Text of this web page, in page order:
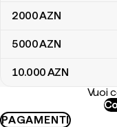
2000AZN
5000AZN
10.000AZN
Vuoi
PAGAMENTI